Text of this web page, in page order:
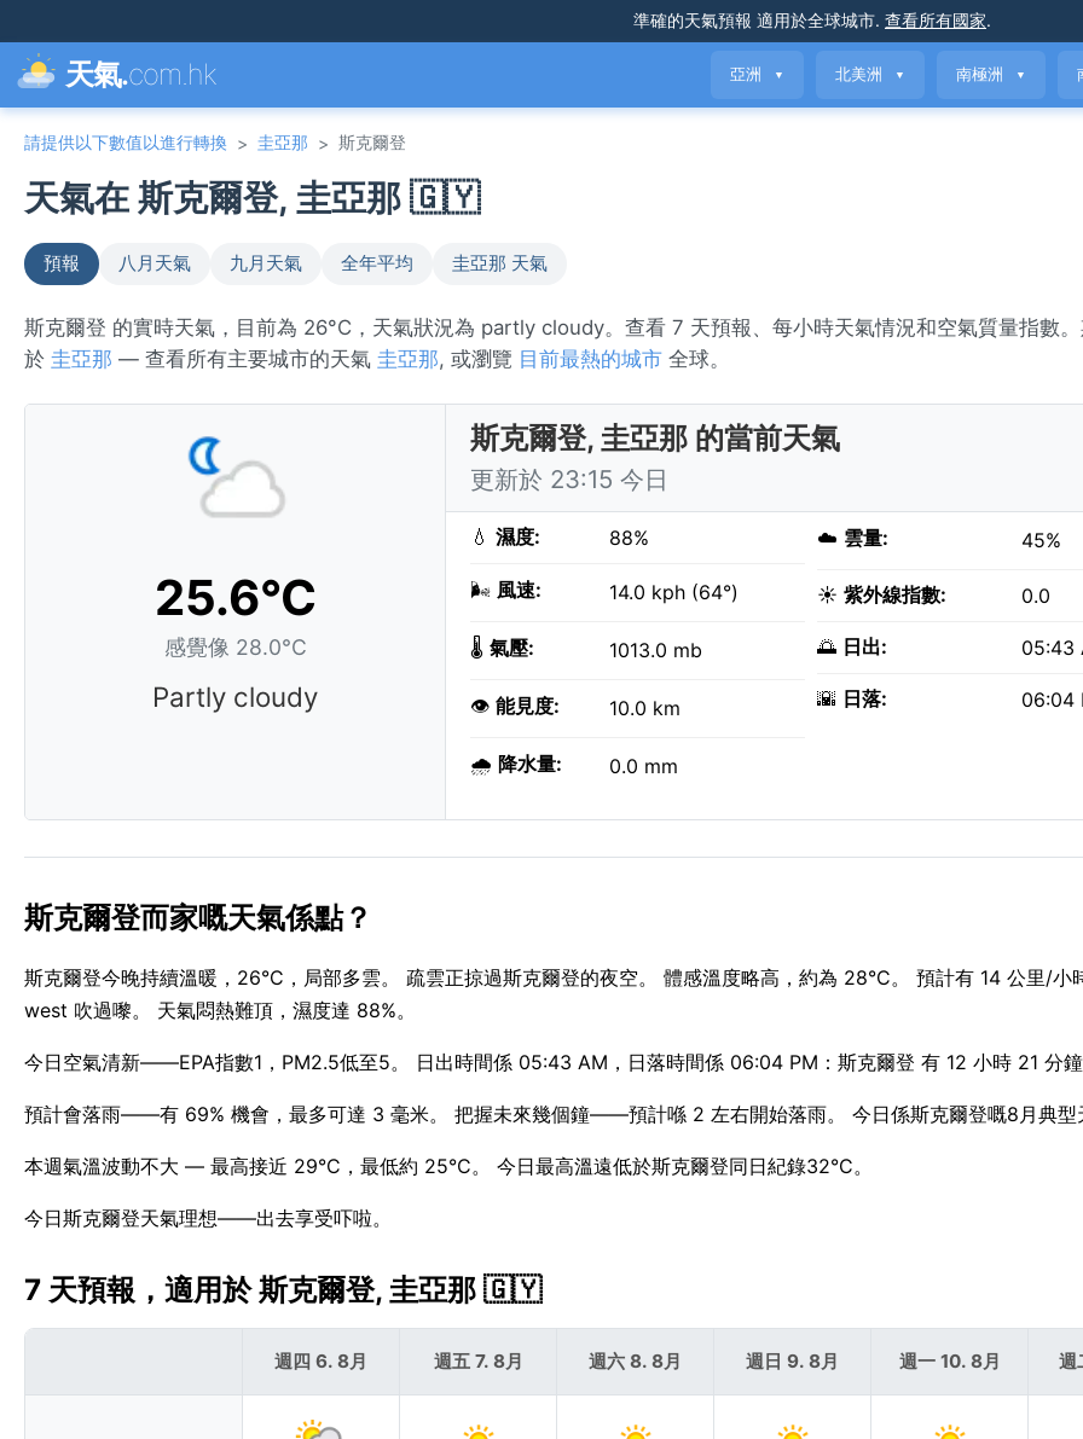
準確的天氣預報 適用於全球城市. 查看所有國家.
天氣.com.hk 亞洲 ▼ 北美洲 ▼ 南極洲 ▼
請提供以下數值以進行轉換 > 圭亞那 > 斯克爾登
天氣在 斯克爾登, 圭亞那 🇬🇾
預報 八月天氣 九月天氣 全年平均 圭亞那 天氣
斯克爾登 的實時天氣，目前為 26°C，天氣狀況為 partly cloudy。查看 7 天預報、每小時天氣情況和空氣質量指數
於 圭亞那 — 查看所有主要城市的天氣 圭亞那, 或瀏覽 目前最熱的城市 全球。
25.6°C
感覺像 28.0°C
Partly cloudy
斯克爾登, 圭亞那 的當前天氣
更新於 23:15 今日
💧 濕度: 88%
🌬️ 風速: 14.0 kph (64°)
🌡️ 氣壓: 1013.0 mb
👁️ 能見度: 10.0 km
🌧️ 降水量: 0.0 mm
☁️ 雲量: 45%
☀️ 紫外線指數: 0.0
🌅 日出: 05:43
🌇 日落: 06:04
斯克爾登而家嘅天氣係點？
斯克爾登今晚持續溫暖，26°C，局部多雲。 疏雲正掠過斯克爾登的夜空。 體感溫度略高，約為 28°C。 預計有 14 公里/小
west 吹過嚟。 天氣悶熱難頂，濕度達 88%。
今日空氣清新——EPA指數1，PM2.5低至5。 日出時間係 05:43 AM，日落時間係 06:04 PM：斯克爾登 有 12 小時 21 分
預計會落雨——有 69% 機會，最多可達 3 毫米。 把握未來幾個鐘——預計喺 2 左右開始落雨。 今日係斯克爾登嘅8月典型
本週氣溫波動不大 — 最高接近 29°C，最低約 25°C。 今日最高溫遠低於斯克爾登同日紀錄32°C。
今日斯克爾登天氣理想——出去享受吓啦。
7 天預報，適用於 斯克爾登, 圭亞那 🇬🇾
週四 6. 8月 週五 7. 8月 週六 8. 8月 週日 9. 8月 週一 10. 8月 週